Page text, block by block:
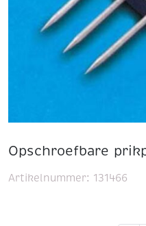
Opschroefbare
Artikelnummer: 131466